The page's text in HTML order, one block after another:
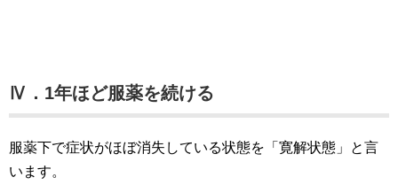
Ⅳ．1年ほど服薬を続ける
服薬下で症状がほぼ消失している状態を「寛解状態」と言
います。